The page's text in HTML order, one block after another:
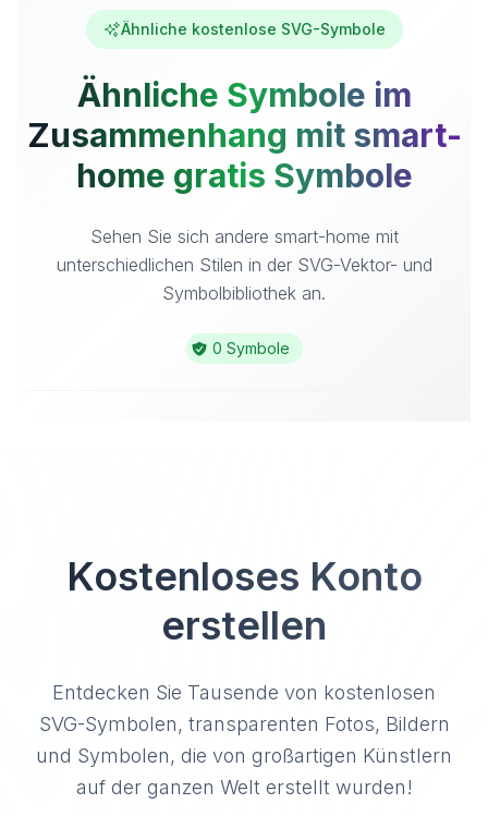
Ähnliche kostenlose SVG-Symbole
Ähnliche Symbole im
Zusammenhang mit smart-
home gratis Symbole
Sehen Sie sich andere smart-home mit
unterschiedlichen Stilen in der SVG-Vektor- und
Symbolbibliothek an.
0 Symbole
Kostenloses Konto
erstellen
Entdecken Sie Tausende von kostenlosen
SVG-Symbolen, transparenten Fotos, Bildern
und Symbolen, die von großartigen Künstlern
auf der ganzen Welt erstellt wurden!